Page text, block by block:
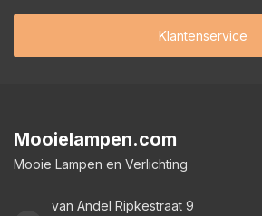
Klantenservice
Mooielampen.com
Mooie Lampen en Verlichting
van Andel Ripkestraat 9